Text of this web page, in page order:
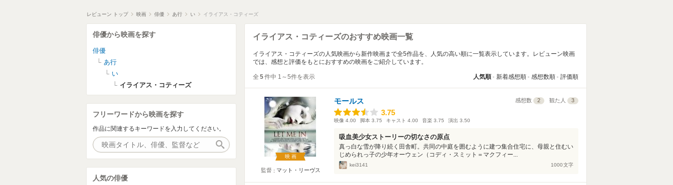
レビューン トップ 映画 俳優 あ行 い イライアス・コティーズ
イライアス・コティーズのおすすめ映画一覧
イライアス・コティーズの人気映画から新作映画まで全5作品を、人気の高い順に一覧表示しています。レビューン映画
では、感想と評価をもとにおすすめの映画をご紹介しています。
全 5件中 1～5件を表示 人気順 新着感想順 感想数順 評価順
映画
監督 マット・リーヴス
モールス 感想数 2 観た人 3
3.75
3.75
映像 4.00 脚本 3.75 キャスト 4.00 音楽 3.75 演出 3.50
吸血美少女ストーリーの切なさの原点
真っ白な雪が降り続く田舎町。共同の中庭を囲むように建つ集合住宅に、母親と住むい
じめられっ子の少年オーウェン（コディ・スミット＝マクフィー...
kei3141 1000文字
俳優から映画を探す
俳優
あ行
い
イライアス・コティーズ
フリーワードから映画を探す
作品に関連するキーワードを入力してください。
人気の俳優